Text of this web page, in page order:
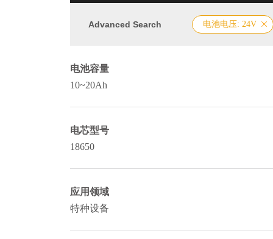
Advanced Search 电池电压: 24V
电池容量
10~20Ah
电芯型号
18650
应用领域
特种设备